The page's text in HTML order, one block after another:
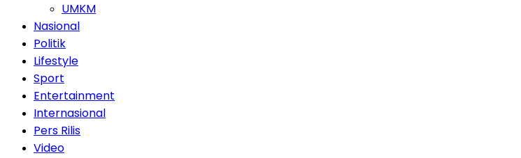
UMKM
Nasional
Politik
Lifestyle
Sport
Entertainment
Internasional
Pers Rilis
Video